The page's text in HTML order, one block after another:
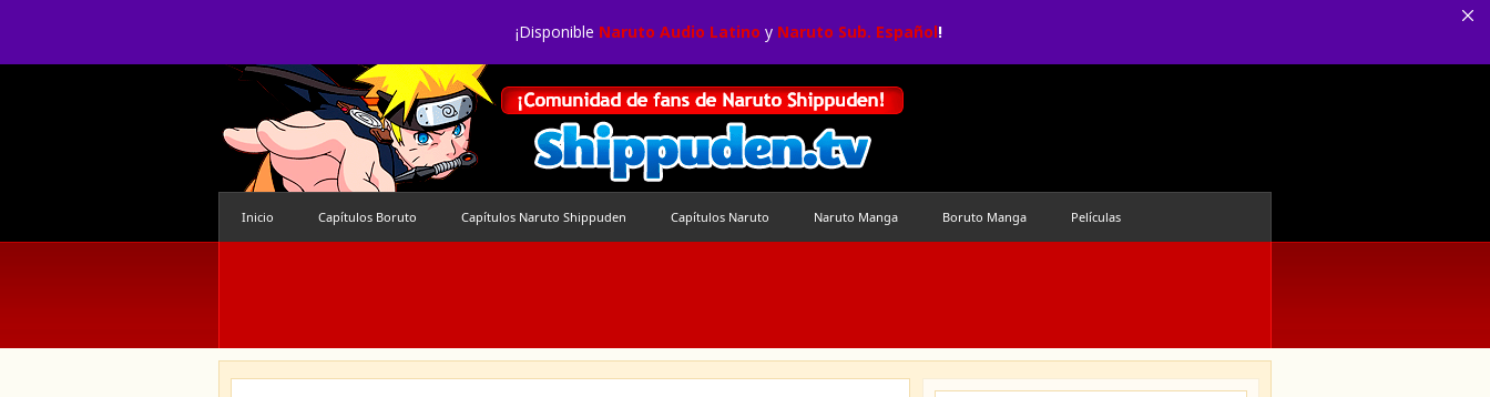
¡Disponible Naruto Audio Latino y Naruto Sub. Español!
Inicio Capítulos Boruto Capítulos Naruto Shippuden Capítulos Naruto Naruto Manga Boruto Manga Películas